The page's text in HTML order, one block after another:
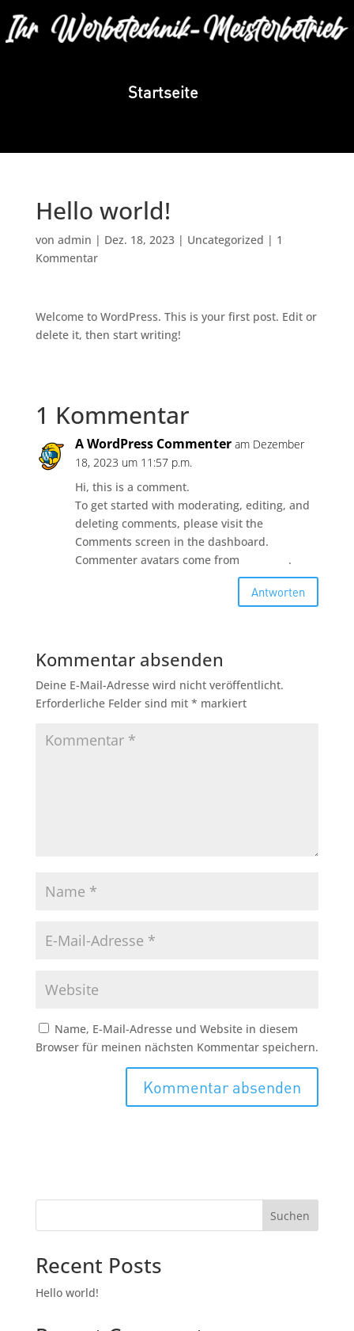
Startseite
Hello world!
von admin | Dez. 18, 2023| Uncategorized | 1
Kommentar
Welcome to WordPress. This is your first post. Edit or
delete it, then start writing!
1 Kommentar
A WordPress Commenter am Dezember
18, 2023 um 11:57 p.m.
Hi, this is a comment.
To get started with moderating, editing, and
deleting comments, please visit the
Comments screen in the dashboard.
Commenter avatars come from
.
Antworten
Kommentar absenden
Deine E-Mail-Adresse wird nicht veröffentlicht.
Erforderliche Felder sind mit * markiert
Name, E-Mail-Adresse und Website in diesem
Browser für meinen nächsten Kommentar speichern.
Suchen
Recent Posts
Hello world!